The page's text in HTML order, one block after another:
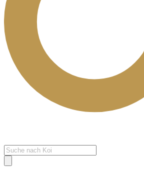
Products
search